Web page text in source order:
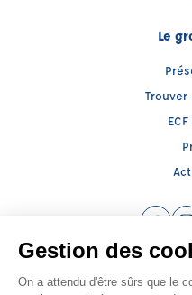
Le
Trouver
Raison sociale : ECF MIDI
SIREN: 538947326 - Numéro de